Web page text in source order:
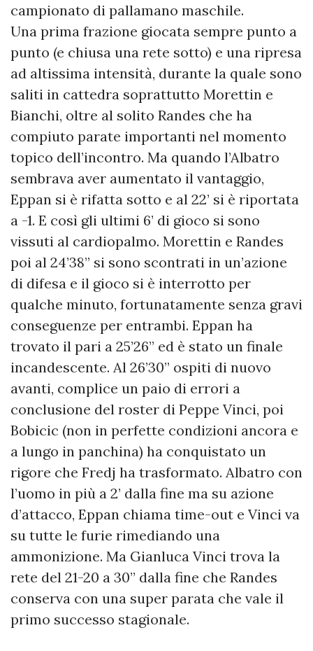
campionato di pallamano maschile.
Una prima frazione giocata sempre punto a
punto (e chiusa una rete sotto) e una ripresa
ad altissima intensità, durante la quale sono
saliti in cattedra soprattutto Morettin e
Bianchi, oltre al solito Randes che ha
compiuto parate importanti nel momento
topico dell’incontro. Ma quando l’Albatro
sembrava aver aumentato il vantaggio,
Eppan si è rifatta sotto e al 22’ si è riportata
a -1. E così gli ultimi 6’ di gioco si sono
vissuti al cardiopalmo. Morettin e Randes
poi al 24’38” si sono scontrati in un’azione
di difesa e il gioco si è interrotto per
qualche minuto, fortunatamente senza gravi
conseguenze per entrambi. Eppan ha
trovato il pari a 25’26” ed è stato un finale
incandescente. Al 26’30” ospiti di nuovo
avanti, complice un paio di errori a
conclusione del roster di Peppe Vinci, poi
Bobicic (non in perfette condizioni ancora e
a lungo in panchina) ha conquistato un
rigore che Fredj ha trasformato. Albatro con
l’uomo in più a 2’ dalla fine ma su azione
d’attacco, Eppan chiama time-out e Vinci va
su tutte le furie rimediando una
ammonizione. Ma Gianluca Vinci trova la
rete del 21-20 a 30” dalla fine che Randes
conserva con una super parata che vale il
primo successo stagionale.